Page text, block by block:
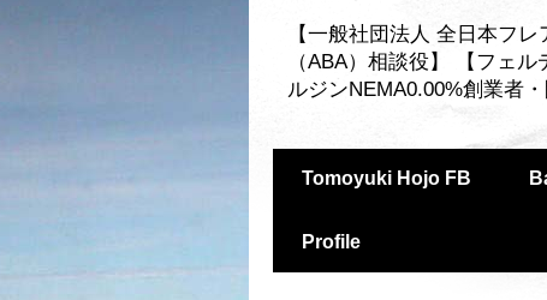
【一般社団法人 全日本フ
（ABA）相談役】 【フェ
ルジンNEMA0.00%創業者
Tomoyuki Hojo FB
Profile